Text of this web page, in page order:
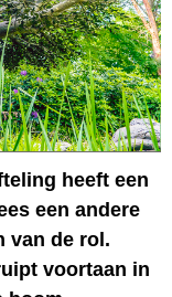
heeft een
een andere
van de rol.
voortaan in